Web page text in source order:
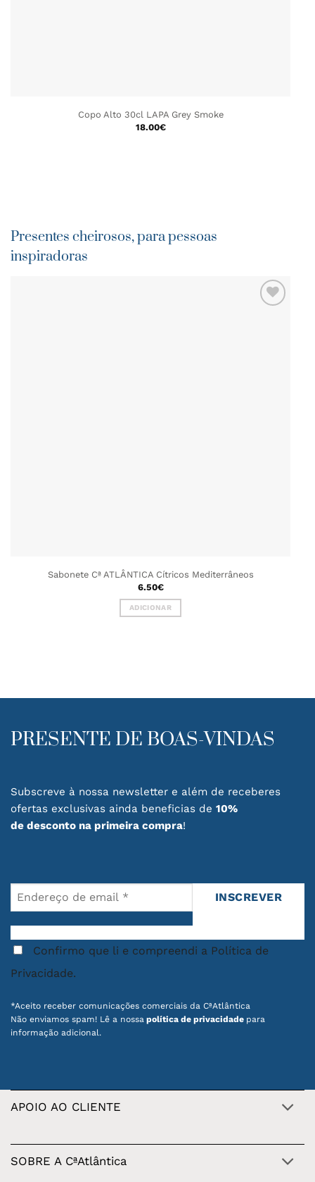
Copo Alto 30cl LAPA Grey Smoke
18.00€
Presentes cheirosos, para pessoas
inspiradoras
Sabonete Cª ATLÂNTICA Cítricos Mediterrâneos
6.50€
ADICIONAR
PRESENTE DE BOAS-VINDAS
Subscreve à nossa newsletter e além de receberes
ofertas exclusivas ainda beneficias de 10%
de desconto na primeira compra!
Privacidade.
*Aceito receber comunicações comerciais da CªAtlântica
Não enviamos spam! Lê a nossa política de privacidade para
informação adicional.
APOIO AO CLIENTE
SOBRE A CªAtlântica